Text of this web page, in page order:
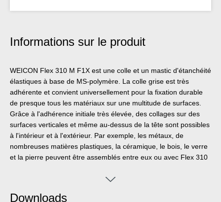
Informations sur le produit
WEICON Flex 310 M F1X est une colle et un mastic d'étanchéité
élastiques à base de MS-polymère. La colle grise est très
adhérente et convient universellement pour la fixation durable
de presque tous les matériaux sur une multitude de surfaces.
Grâce à l'adhérence initiale très élevée, des collages sur des
surfaces verticales et même au-dessus de la tête sont possibles
à l'intérieur et à l'extérieur. Par exemple, les métaux, de
nombreuses matières plastiques, la céramique, le bois, le verre
et la pierre peuvent être assemblés entre eux ou avec Flex 310
mouillé sur mouillé », est résistante au ponçage, aux
Downloads